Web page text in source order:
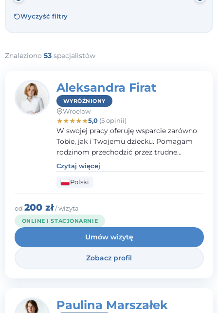
Wyczyść filtry
Znaleziono 53 specjalistów
Aleksandra Firat
WYRÓŻNIONY
Wrocław
★★★★★5,0(5 opinii)
W swojej pracy oferuję wsparcie zarówno
Tobie, jak i Twojemu dziecku. Pomagam
rodzinom przechodzić przez trudne
momenty, opierając współpracę na
wzajemnym zaufaniu i otwartej
komunikacji. Posiadam doświadczenie w
pracy z dziećmi i młodzieżą mierzącymi się
z różnorodnymi trudnościami
emocjonalnymi oraz rozwojowymi.
Czytaj więcej
Polski
od 200 zł/ wizyta
ONLINE I STACJONARNIE
Umów wizytę
Zobacz profil
Paulina Marszałek